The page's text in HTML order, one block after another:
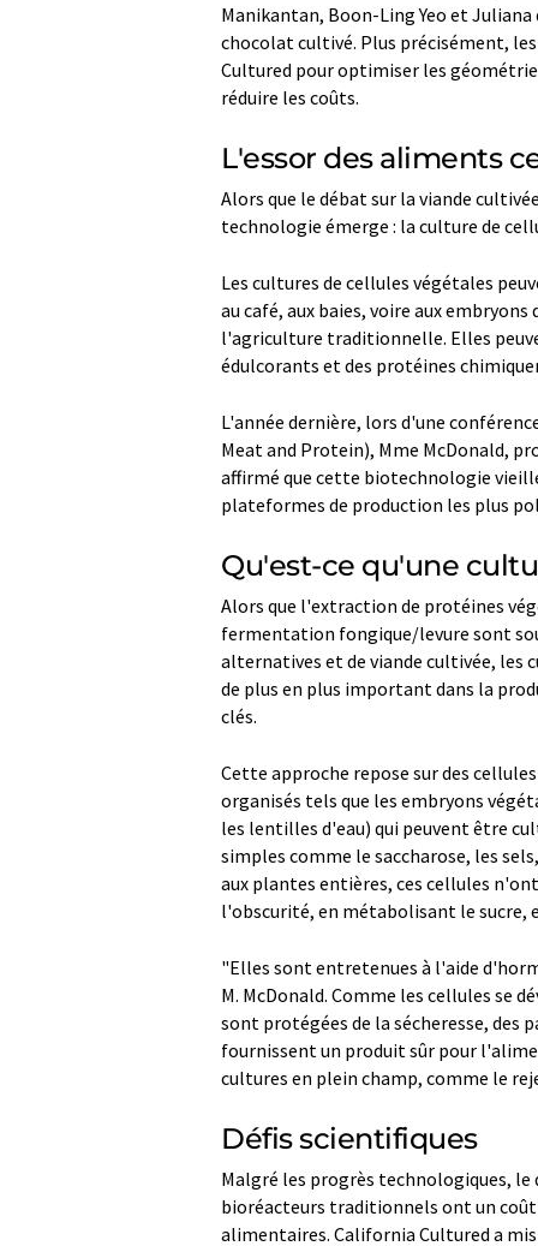
Manikantan, Boon-Ling Yeo et
chocolat cultivé. Plus précisément,
Cultured pour optimiser les
réduire les coûts.
L'essor des aliments
Alors que le débat sur la viande
technologie émerge : la culture de
Les cultures de cellules végétales
au café, aux baies, voire aux
l'agriculture traditionnelle. Elles
édulcorants et des protéines
L'année dernière, lors d'une
Meat and Protein), Mme McDonald,
affirmé que cette biotechnologie
plateformes de production les plus
Qu'est-ce qu'une
Alors que l'extraction de protéines
fermentation fongique/levure sont
alternatives et de viande cultivée, les
de plus en plus important dans la
clés.
Cette approche repose sur des
organisés tels que les embryons
les lentilles d'eau) qui peuvent être
simples comme le saccharose, les
aux plantes entières, ces cellules
l'obscurité, en métabolisant le
"Elles sont entretenues à l'aide
M. McDonald. Comme les cellules se
sont protégées de la sécheresse, des
fournissent un produit sûr pour
cultures en plein champ, comme le
Défis scientifiques
Malgré les progrès technologiques,
bioréacteurs traditionnels ont un
alimentaires. California Cultured a